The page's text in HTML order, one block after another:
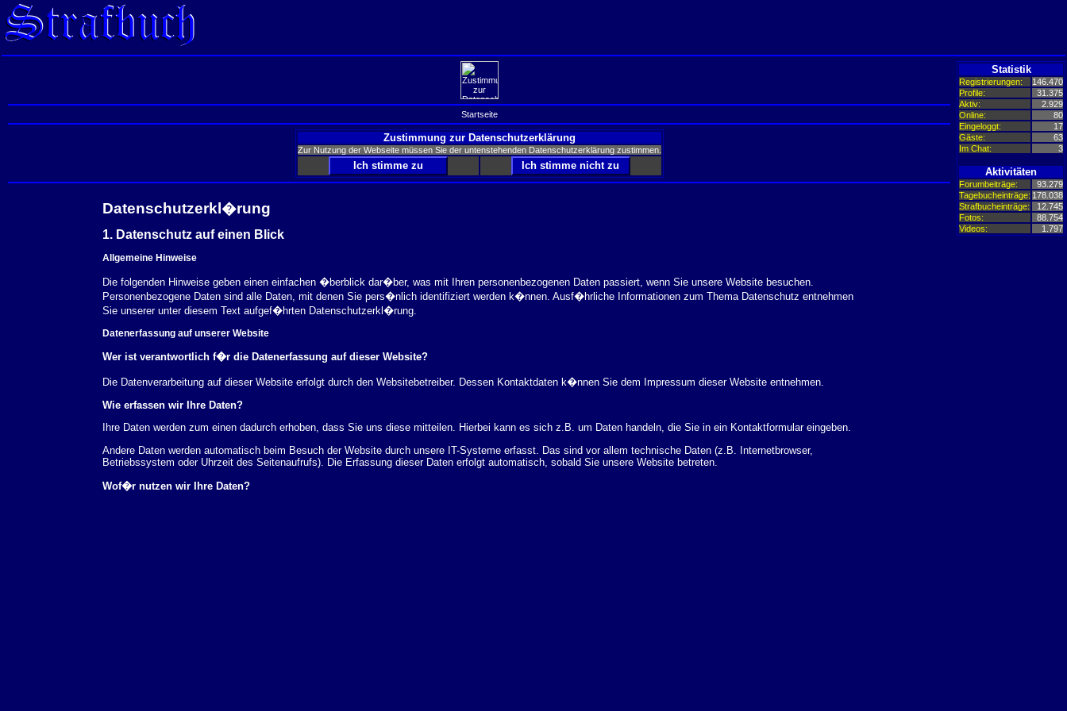
Startseite
Zustimmung zur Datenschutzerklärung
Zur Nutzung der Webseite müssen Sie der untenstehenden Datenschutzerklärung zustimmen.
Datenschutzerkl�rung
1. Datenschutz auf einen Blick
Allgemeine Hinweise
Die folgenden Hinweise geben einen einfachen �berblick dar�ber, was mit Ihren personenbezogenen Daten passiert, wenn Sie unsere Website besuchen.
Personenbezogene Daten sind alle Daten, mit denen Sie pers�nlich identifiziert werden k�nnen. Ausf�hrliche Informationen zum Thema Datenschutz entnehmen
Sie unserer unter diesem Text aufgef�hrten Datenschutzerkl�rung.
Datenerfassung auf unserer Website
Wer ist verantwortlich f�r die Datenerfassung auf dieser Website?
Die Datenverarbeitung auf dieser Website erfolgt durch den Websitebetreiber. Dessen Kontaktdaten k�nnen Sie dem Impressum dieser Website entnehmen.
Wie erfassen wir Ihre Daten?
Ihre Daten werden zum einen dadurch erhoben, dass Sie uns diese mitteilen. Hierbei kann es sich z.B. um Daten handeln, die Sie in ein Kontaktformular eingeben.
Andere Daten werden automatisch beim Besuch der Website durch unsere IT-Systeme erfasst. Das sind vor allem technische Daten (z.B. Internetbrowser,
Betriebssystem oder Uhrzeit des Seitenaufrufs). Die Erfassung dieser Daten erfolgt automatisch, sobald Sie unsere Website betreten.
Wof�r nutzen wir Ihre Daten?
Statistik
Registrierungen:
146.470
Profile:
31.375
Aktiv:
2.929
Online:
80
Eingeloggt:
17
Gäste:
63
Im Chat:
3
Aktivitäten
Forumbeiträge:
93.279
Tagebucheinträge: 178.038
Strafbucheinträge:
12.745
Fotos:
88.754
Videos:
1.797